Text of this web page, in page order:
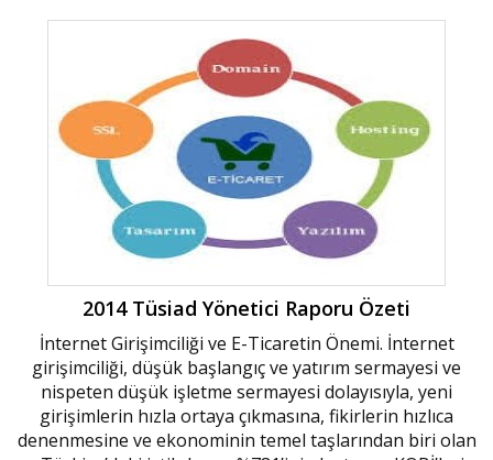
2014 Tüsiad Yönetici Raporu Özeti
İnternet Girişimciliği ve E-Ticaretin Önemi. İnternet
girişimciliği, düşük başlangıç ve yatırım sermayesi ve
nispeten düşük işletme sermayesi dolayısıyla, yeni
girişimlerin hızla ortaya çıkmasına, fikirlerin hızlıca
denenmesine ve ekonominin temel taşlarından biri olan